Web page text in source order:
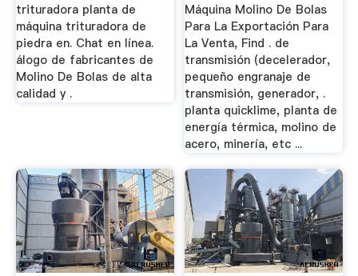
trituradora planta de
máquina trituradora de
piedra en. Chat en línea.
álogo de fabricantes de
Molino De Bolas de alta
calidad y .
Máquina Molino De Bolas
Para La Exportación Para
La Venta, Find . de
transmisión (decelerador,
pequeño engranaje de
transmisión, generador, .
planta quicklime, planta de
energía térmica, molino de
acero, minería, etc ...